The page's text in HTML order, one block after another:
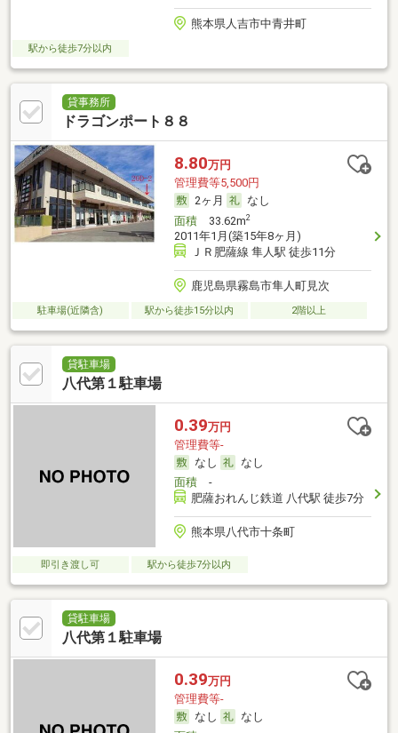
熊本県人吉市中青井町
駅から徒歩7分以内
貸事務所
ドラゴンポート８８
8.80万円
管理費等5,500円
2ヶ月
なし
面積33.62m2
2011年1月(築15年8ヶ月)
ＪＲ肥薩線 隼人駅 徒歩11分
鹿児島県霧島市隼人町見次
駐車場(近隣含) 駅から徒歩15分以内 2階以上
貸駐車場
八代第１駐車場
0.39万円
管理費等-
なし
なし
面積-
肥薩おれんじ鉄道 八代駅 徒歩7分
熊本県八代市十条町
即引き渡し可 駅から徒歩7分以内
貸駐車場
八代第１駐車場
0.39万円
管理費等-
なし
なし